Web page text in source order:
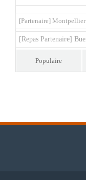
[Partenaire] Montpellier
[Repas Partenaire]
Populaire